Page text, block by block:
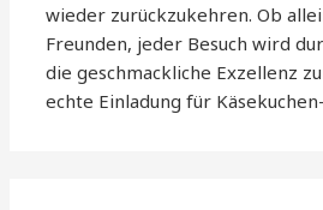
wieder zurückzukehren. Ob
Freunden, jeder Besuch wird
die geschmackliche Exzellenz
echte Einladung für